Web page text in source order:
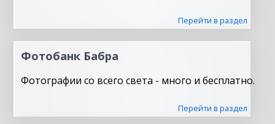
Перейти в раздел
Фотобанк Бабра
Фотографии со всего света - много и бесплатно.
Перейти в раздел